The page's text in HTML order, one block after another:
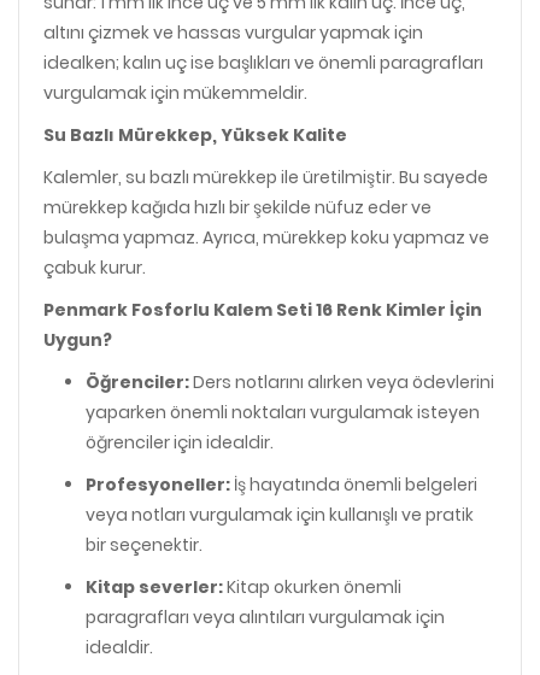
altını çizmek ve hassas vurgular yapmak için
idealken; kalın uç ise başlıkları ve önemli paragrafları
vurgulamak için mükemmeldir.
Su Bazlı Mürekkep, Yüksek Kalite
Kalemler, su bazlı mürekkep ile üretilmiştir. Bu sayede
mürekkep kağıda hızlı bir şekilde nüfuz eder ve
bulaşma yapmaz. Ayrıca, mürekkep koku yapmaz ve
çabuk kurur.
Penmark Fosforlu Kalem Seti 16 Renk Kimler İçin
Uygun?
Öğrenciler:Ders notlarını alırken veya ödevlerini
yaparken önemli noktaları vurgulamak isteyen
öğrenciler için idealdir.
Profesyoneller: İş hayatında önemli belgeleri
veya notları vurgulamak için kullanışlı ve pratik
bir seçenektir.
Kitap severler:Kitap okurken önemli
paragrafları veya alıntıları vurgulamak için
idealdir.